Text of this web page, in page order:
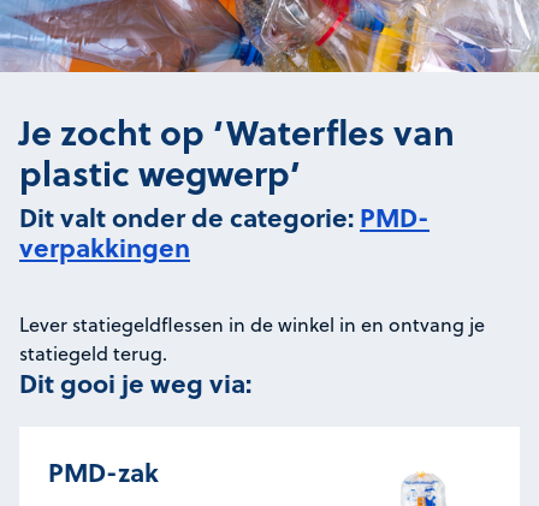
Je zocht op ‘Waterfles van
plastic wegwerp’
Dit valt onder de categorie:PMD-
verpakkingen
Lever statiegeldflessen in de winkel in en ontvang je
statiegeld terug.
Dit gooi je weg via:
PMD-zak